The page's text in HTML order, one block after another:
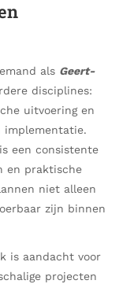
als Geert-
disciplines:
uitvoering en
implementatie.
een consistente
en praktische
niet alleen
zijn binnen
is aandacht voor
projecten